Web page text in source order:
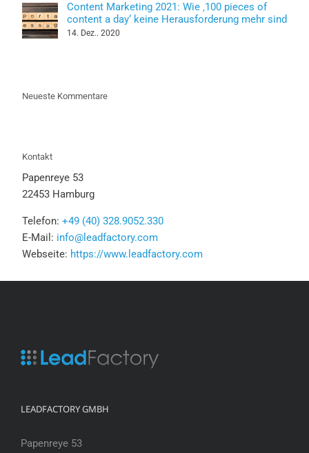
Content Marketing 2021: Wie ‚100 pieces of
content a day‘ keine Herausforderung mehr sind
14. Dez.. 2020
Neueste Kommentare
Kontakt
Papenreye 53
22453 Hamburg
Telefon: +49 (40) 328.9052.330
E-Mail: info@leadfactory.com
Webseite: https://www.leadfactory.com
LEADFACTORY GMBH
Papenreye 53